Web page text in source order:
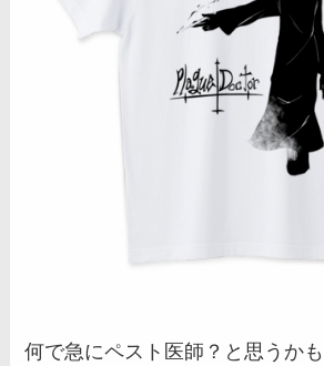
何で急にペスト医師？と思うか